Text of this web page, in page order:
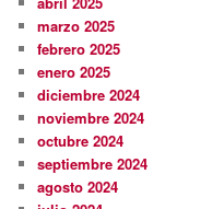
marzo 2025
febrero 2025
enero 2025
diciembre 2024
noviembre 2024
octubre 2024
septiembre 2024
agosto 2024